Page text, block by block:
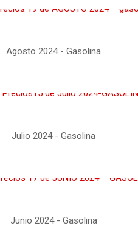
Agosto 2024 - Gasolina
Julio 2024 - Gasolina
Junio 2024 - Gasolina